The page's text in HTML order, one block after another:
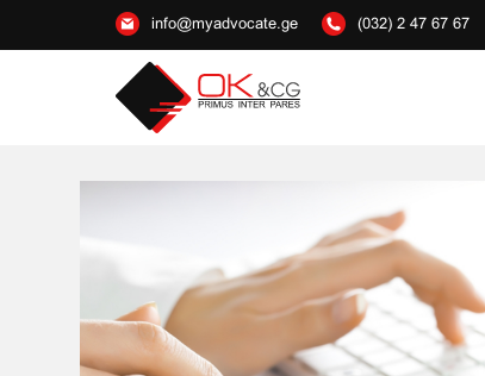
info@myadvocate.ge (032) 2 47 67 67